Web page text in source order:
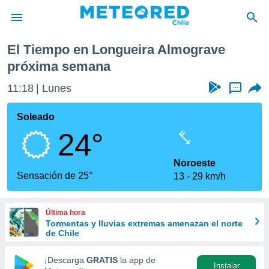
de
para
la
calidad.
a este
forma
digital
El Tiempo en Longueira Almograve
próxima semana
11:18 Lunes ...
Soleado
24°
Sensación de 25°
Noroeste
13
29 km/h
Última hora
Tormentas y lluvias extremas amenazan el norte
de Chile
¡Descarga GRATIS la app de
Instalar